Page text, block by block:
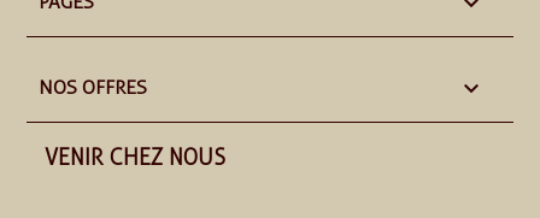
NOS OFFRES 
VENIR CHEZ NOUS